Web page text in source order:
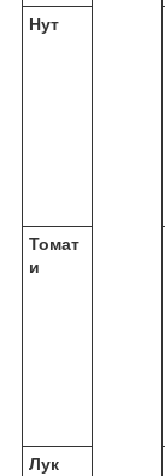
Нут
Томат
и
Лук